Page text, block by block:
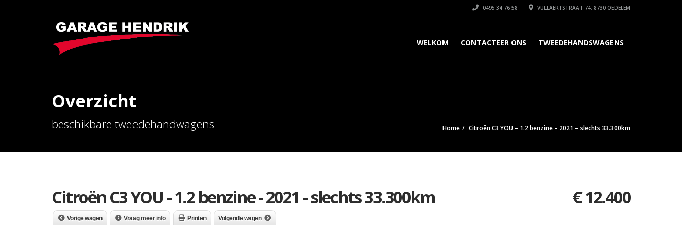
0495 34 76 58 VULLAERTSTRAAT 74, 8730 OEDELEM
WELKOM CONTACTEER ONS TWEEDEHANDSWAGENS
Overzicht
beschikbare tweedehandwagens Home Citroën C3 YOU – 1.2 benzine – 2021 – slechts 33.300km
Citroën C3 YOU - 1.2 benzine - 2021 - slechts 33.300km €12.400
Vorige wagen Vraag meer info Printen Volgende wagen